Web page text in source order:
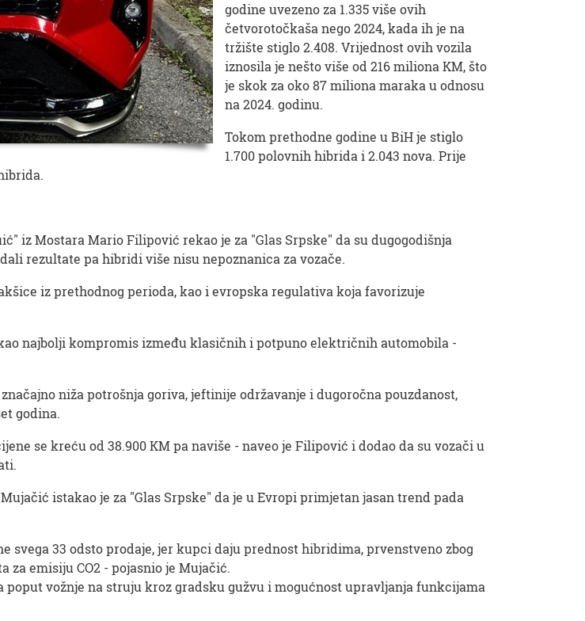
godine uvezeno za 1.335 više ovih
četvorotočkaša nego 2024, kada ih je na
tržište stiglo 2.408. Vrijednost ovih vozila
iznosila je nešto više od 216 miliona KM, što
je skok za oko 87 miliona maraka u odnosu
na 2024. godinu.
Tokom prethodne godine u BiH je stiglo
1.700 polovnih hibrida i 2.043 nova. Prije
iz Mostara Mario Filipović rekao je za "Glas Srpske" da su dugogodišnja
rezultate pa hibridi više nisu nepoznanica za vozače.
iz prethodnog perioda, kao i evropska regulativa koja favorizuje
najbolji kompromis između klasičnih i potpuno električnih automobila -
niža potrošnja goriva, jeftinije održavanje i dugoročna pouzdanost,
godina.
se kreću od 38.900 KM pa naviše - naveo je Filipović i dodao da su vozači u
istakao je za "Glas Srpske" da je u Evropi primjetan jasan trend pada
svega 33 odsto prodaje, jer kupci daju prednost hibridima, prvenstveno zbog
za emisiju CO2 - pojasnio je Mujačić.
vožnje na struju kroz gradsku gužvu i mogućnost upravljanja funkcijama